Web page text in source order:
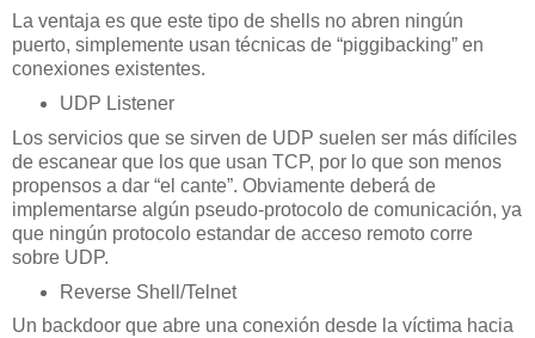
La ventaja es que este tipo de shells no abren ningún
puerto, simplemente usan técnicas de “piggibacking” en
conexiones existentes.
UDP Listener
Los servicios que se sirven de UDP suelen ser más difíciles
de escanear que los que usan TCP, por lo que son menos
propensos a dar “el cante”. Obviamente deberá de
implementarse algún pseudo-protocolo de comunicación, ya
que ningún protocolo estandar de acceso remoto corre
sobre UDP.
Reverse Shell/Telnet
Un backdoor que abre una conexión desde la víctima hacia